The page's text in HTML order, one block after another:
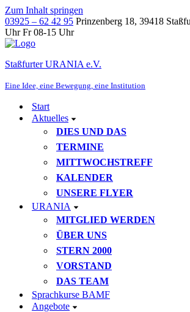
Zum Inhalt springen
03925 – 62 42 95 Prinzenberg 18, 39418
Uhr Fr 08-15 Uhr
Staßfurter URANIA e.V.
Eine Idee, eine Bewegung, eine Institution
Start
Aktuelles
DIES UND DAS
TERMINE
MITTWOCHSTREFF
KALENDER
UNSERE FLYER
URANIA
MITGLIED WERDEN
ÜBER UNS
STERN 2000
VORSTAND
DAS TEAM
Sprachkurse BAMF
Angebote